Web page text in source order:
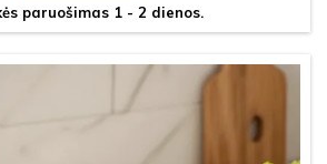
paruošimas 1 - 2 dienos.